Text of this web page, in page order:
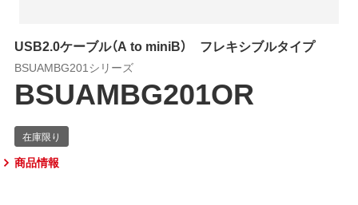
USB2.0ケーブル（A to miniB） フレキシブルタイプ
BSUAMBG201シリーズ
BSUAMBG201OR
商品情報